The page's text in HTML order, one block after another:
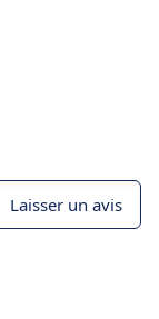
Laisser un avis